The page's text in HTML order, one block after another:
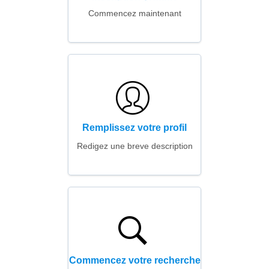
Commencez maintenant
Remplissez votre profil
Redigez une breve description
Commencez votre recherche